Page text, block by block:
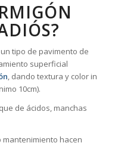
tipo de pavimento de
superficial
, dando textura y color in
10cm).
de ácidos, manchas
mantenimiento hacen